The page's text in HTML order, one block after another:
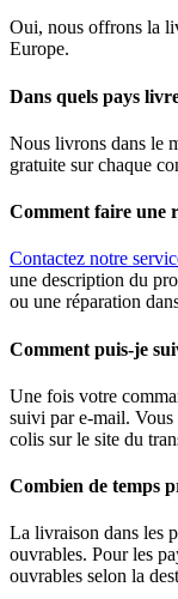
Oui, nous offrons la
Europe.
Dans quels pays
Nous livrons dans le
gratuite sur chaque
Comment faire une
Contactez notre
une description du
ou une réparation
Comment puis-je
Une fois votre
suivi par e-mail.
colis sur le site du
Combien de temps
La livraison dans les
ouvrables. Pour les
ouvrables selon la